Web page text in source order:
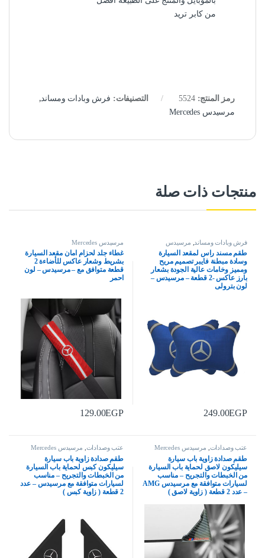
من كابر تريد
رمز المنتج:5524 التصنيفات: فرش وبادات ومساند,
مرسيدس Mercedes
منتجات ذات صلة
فرش وبادات ومساند
مرسيدس
Mercedes
طقم مسند راس لمقعد السيارة
وسادة مبطنة فايبر تصميم مريح
ومميز وخامات عالية الجودة بشعار
بارز عاكس -2 قطعة – مرسيدس –
لون بترولى
249.00EGP
مرسيدس Mercedes
غطاء جلد لحزام امان مقعد السيارة
بشريط وشعار عاكس للأضاءة 2
قطعة متوافق مع – مرسيدس – لون
احمر
129.00EGP
عتب وصدادات مرسيدس Mercedes
طقم صدادة زاوية باب سيارة
سيليكون لاصق لحماية باب السيارة
من الخبطات والتجريح – مناسب
لسيارات متوافقة مع مرسيدس AMG
– عدد 2 قطعة ( زاوية لاصق )
عتب وصدادات مرسيدس Mercedes
طقم صدادة زاوية باب سيارة
سيليكون كبس لحماية باب السيارة
من الخبطات والتجريح – مناسب
لسيارات متوافقة مع مرسيدس – عدد
2 قطعة ( زاوية كبس )